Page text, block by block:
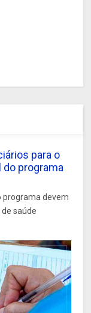
para o
programa
programa devem
saúde